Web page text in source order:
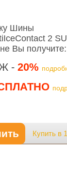
Шины
2
Вы получите:
- 20%
Купить в